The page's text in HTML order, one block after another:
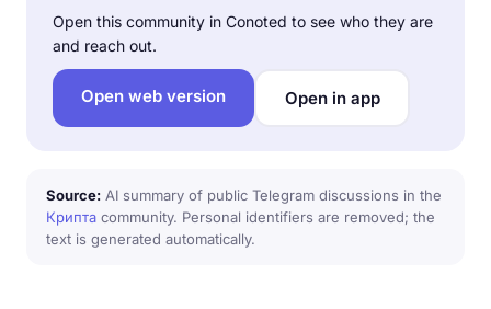
Open this community in Conoted to see who they are
and reach out.
Open web version Open in app
Source: AI summary of public Telegram discussions in the
Крипта community. Personal identifiers are removed; the
text is generated automatically.